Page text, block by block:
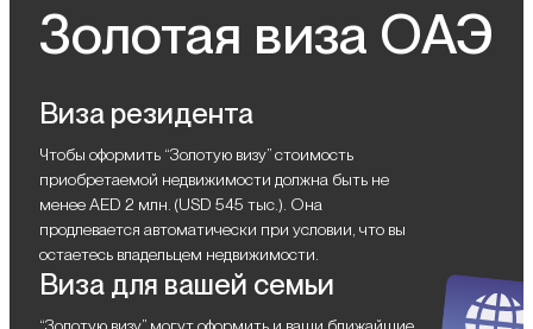
Золотая виза ОАЭ
Виза резидента
Чтобы оформить “Золотую визу” стоимость
приобретаемой недвижимости должна быть не
менее AED 2 млн. (USD 545 тыс.). Она
продлевается автоматически при условии, что вы
остаетесь владельцем недвижимости.
Виза для вашей семьи